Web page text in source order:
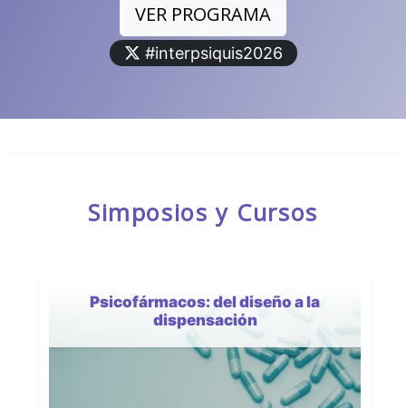
VER PROGRAMA
#interpsiquis2026
Simposios y Cursos
Psicofármacos: del diseño a la
dispensación